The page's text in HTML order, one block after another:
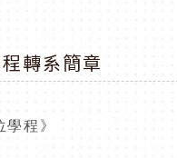
轉系簡章
程》